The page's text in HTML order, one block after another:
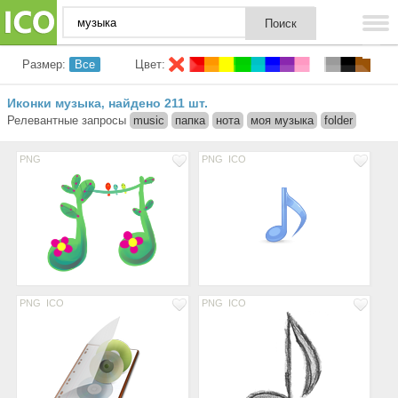
Размер: Все Цвет:
Иконки музыка, найдено 211 шт.
Релевантные запросы music папка нота моя музыка folder
PNG PNG ICO
PNG ICO PNG ICO